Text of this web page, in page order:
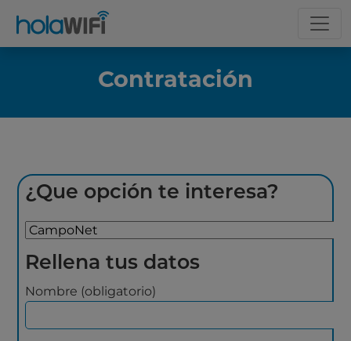
Contratación
¿Que opción te interesa?
Rellena tus datos
Nombre (obligatorio)